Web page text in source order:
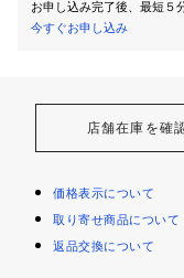
お申し込み完了後、最短５
今すぐお申し込み
店舗在庫を確
価格表示について
取り寄せ商品について
返品交換について